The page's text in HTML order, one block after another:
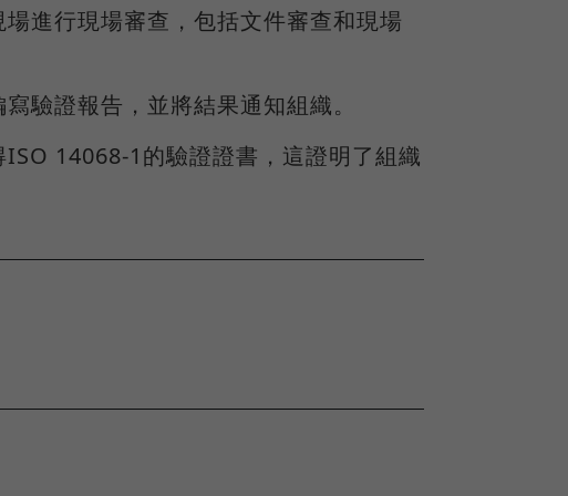
進行現場審查，包括文件審查和現場
驗證報告，並將結果通知組織。
14068-1的驗證證書，這證明了組織